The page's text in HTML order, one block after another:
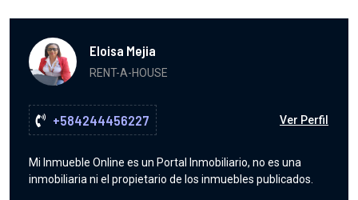
Eloisa Mejia
RENT-A-HOUSE
+584244456227 Ver Perfil
Mi Inmueble Online es un Portal Inmobiliario, no es una
inmobiliaria ni el propietario de los inmuebles publicados.